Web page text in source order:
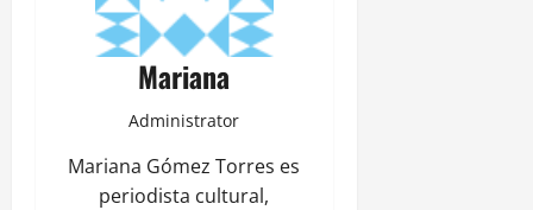
Mariana
Administrator
Mariana Gómez Torres es
periodista cultural,